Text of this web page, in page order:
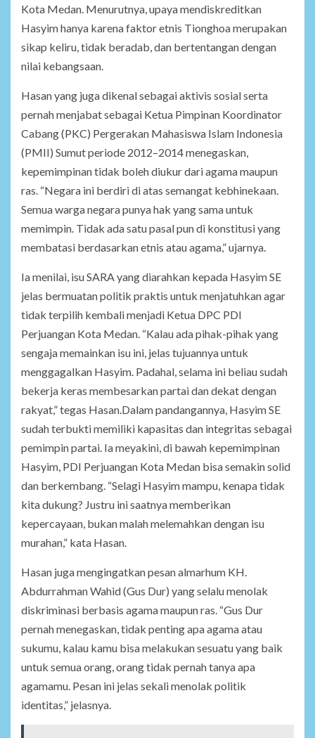
Kota Medan. Menurutnya, upaya mendiskreditkan
Hasyim hanya karena faktor etnis Tionghoa merupakan
sikap keliru, tidak beradab, dan bertentangan dengan
nilai kebangsaan.
Hasan yang juga dikenal sebagai aktivis sosial serta
pernah menjabat sebagai Ketua Pimpinan Koordinator
Cabang (PKC) Pergerakan Mahasiswa Islam Indonesia
(PMII) Sumut periode 2012–2014 menegaskan,
kepemimpinan tidak boleh diukur dari agama maupun
ras. “Negara ini berdiri di atas semangat kebhinekaan.
Semua warga negara punya hak yang sama untuk
memimpin. Tidak ada satu pasal pun di konstitusi yang
membatasi berdasarkan etnis atau agama,” ujarnya.
Ia menilai, isu SARA yang diarahkan kepada Hasyim SE
jelas bermuatan politik praktis untuk menjatuhkan agar
tidak terpilih kembali menjadi Ketua DPC PDI
Perjuangan Kota Medan. “Kalau ada pihak-pihak yang
sengaja memainkan isu ini, jelas tujuannya untuk
menggagalkan Hasyim. Padahal, selama ini beliau sudah
bekerja keras membesarkan partai dan dekat dengan
rakyat,” tegas Hasan.Dalam pandangannya, Hasyim SE
sudah terbukti memiliki kapasitas dan integritas sebagai
pemimpin partai. Ia meyakini, di bawah kepemimpinan
Hasyim, PDI Perjuangan Kota Medan bisa semakin solid
dan berkembang. “Selagi Hasyim mampu, kenapa tidak
kita dukung? Justru ini saatnya memberikan
kepercayaan, bukan malah melemahkan dengan isu
murahan,” kata Hasan.
Hasan juga mengingatkan pesan almarhum KH.
Abdurrahman Wahid (Gus Dur) yang selalu menolak
diskriminasi berbasis agama maupun ras. “Gus Dur
pernah menegaskan, tidak penting apa agama atau
sukumu, kalau kamu bisa melakukan sesuatu yang baik
untuk semua orang, orang tidak pernah tanya apa
agamamu. Pesan ini jelas sekali menolak politik
identitas,” jelasnya.